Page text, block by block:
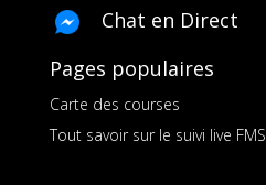
Chat en Direct
Pages populaires
Carte des courses
Tout savoir sur le suivi live FMS